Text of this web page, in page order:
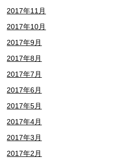
2017年11月
2017年10月
2017年9月
2017年8月
2017年7月
2017年6月
2017年5月
2017年4月
2017年3月
2017年2月